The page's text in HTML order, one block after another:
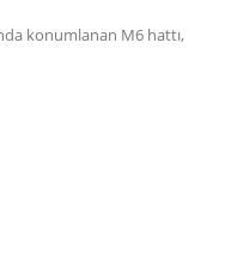
konumlanan M6 hattı,